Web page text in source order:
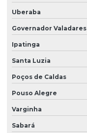
Uberaba
Governador Valadares
Ipatinga
Santa Luzia
Poços de Caldas
Pouso Alegre
Varginha
Sabará